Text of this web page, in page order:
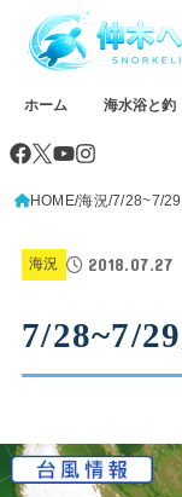
ホーム 海水浴と釣
HOME 海況 7/28~7/
海況 2018.07.27
7/28~7/